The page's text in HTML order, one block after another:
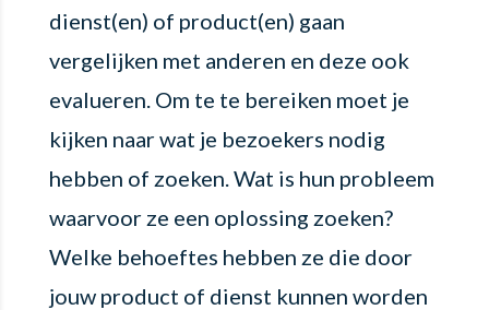
dienst(en) of product(en) gaan
vergelijken met anderen en deze ook
evalueren. Om te te bereiken moet je
kijken naar wat je bezoekers nodig
hebben of zoeken. Wat is hun probleem
waarvoor ze een oplossing zoeken?
Welke behoeftes hebben ze die door
jouw product of dienst kunnen worden